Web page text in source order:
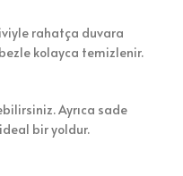
rahatça duvara
kolayca temizlenir.
Ayrıca sade
bir yoldur.